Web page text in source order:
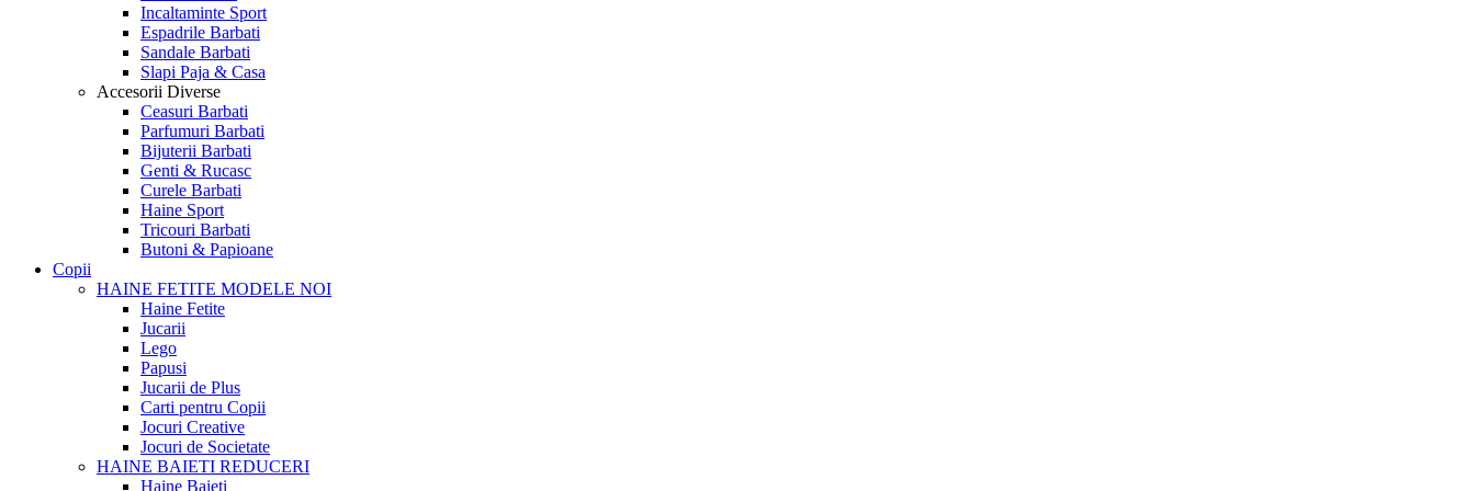
Incaltaminte Sport
Espadrile Barbati
Sandale Barbati
Slapi Paja & Casa
Accesorii Diverse
Ceasuri Barbati
Parfumuri Barbati
Bijuterii Barbati
Genti & Rucasc
Curele Barbati
Haine Sport
Tricouri Barbati
Butoni & Papioane
Copii
HAINE FETITE MODELE NOI
Haine Fetite
Jucarii
Lego
Papusi
Jucarii de Plus
Carti pentru Copii
Jocuri Creative
Jocuri de Societate
HAINE BAIETI REDUCERI
Haine Baieti